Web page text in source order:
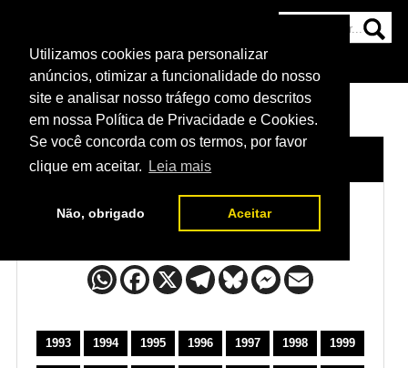
Utilizamos cookies para personalizar
anúncios, otimizar a funcionalidade do nosso
site e analisar nosso tráfego como descritos
em nossa Política de Privacidade e Cookies.
Se você concorda com os termos, por favor
clique em aceitar.
Leia mais
Não, obrigado Aceitar
NOTÍCIAS
HOME POSTERS DO UFC
Posters do UFC
1993 1994 1995 1996 1997 1998 1999